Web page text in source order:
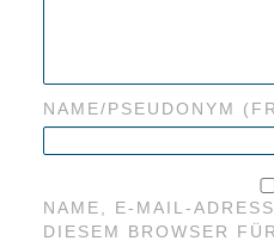
NAME/PSEUDONYM
NAME, E-MAIL-
DIESEM BROWSER